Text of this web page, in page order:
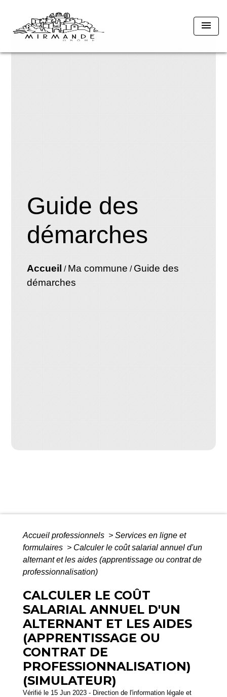
menu
Guide des
démarches
Accueil / Ma commune / Guide des
démarches
Accueil professionnels > Services en ligne et
formulaires > Calculer le coût salarial annuel d'un
alternant et les aides (apprentissage ou contrat de
professionnalisation)
CALCULER LE COÛT
SALARIAL ANNUEL D'UN
ALTERNANT ET LES AIDES
(APPRENTISSAGE OU
CONTRAT DE
PROFESSIONNALISATION)
(SIMULATEUR)
Vérifié le 15 Jun 2023 - Direction de l'information légale et